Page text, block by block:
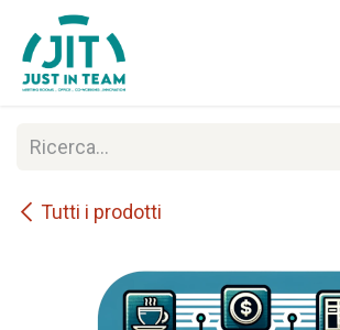
Passa al contenuto
Tutti i prodotti